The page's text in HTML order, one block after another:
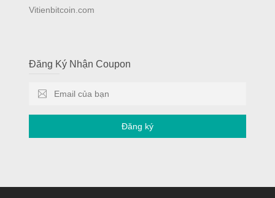
Vitienbitcoin.com
Đăng Ký Nhận Coupon
Đăng ký